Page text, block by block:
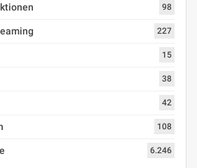
98
227
15
38
42
108
6.246